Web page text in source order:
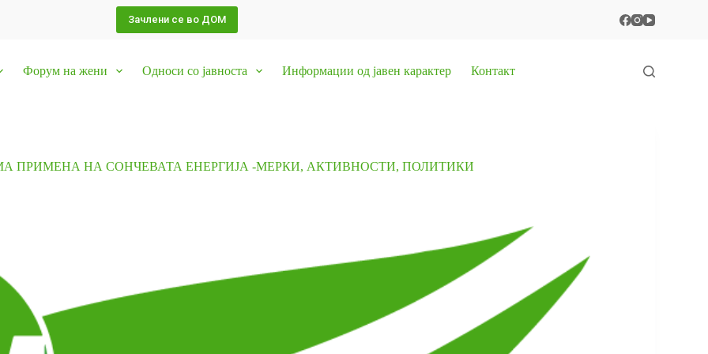
Зачлени се во ДОМ
Форум на жени Односи со јавноста Информации од јавен карактер Контакт
ПРИМЕНА НА СОНЧЕВАТА ЕНЕРГИЈА -МЕРКИ, АКТИВНОСТИ, ПОЛИТИКИ